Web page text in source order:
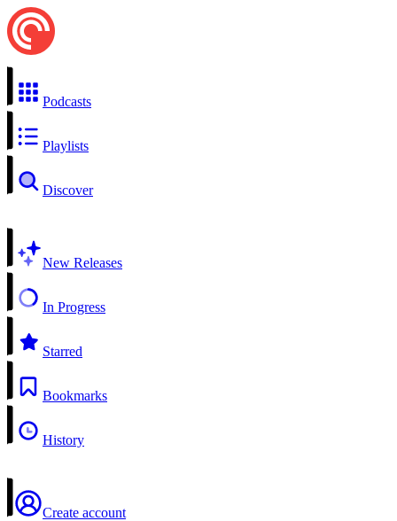
Podcasts
Playlists
Discover
New Releases
In Progress
Starred
Bookmarks
History
Create account